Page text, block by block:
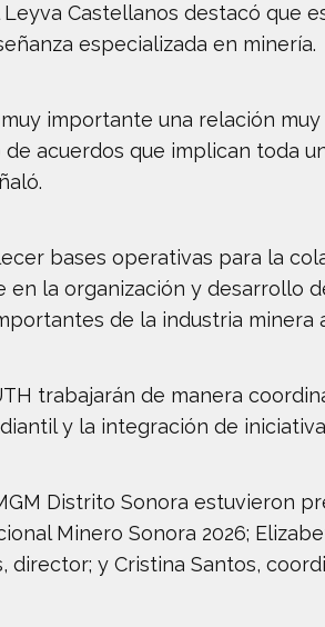
Leyva Castellanos destacó
especializada en minería.
importante una relación
acuerdos que implican toda
bases operativas para la
en la organización y desarrollo
de la industria minera
trabajarán de manera
y la integración de
Distrito Sonora estuvieron
Minero Sonora 2026;
director; y Cristina Santos,